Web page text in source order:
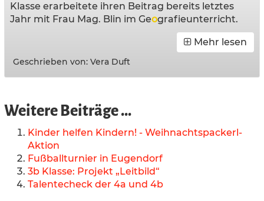
Klasse erarbeitete ihren Beitrag bereits letztes
Jahr mit Frau Mag. Blin im Geografieunterricht.
Mehr lesen
Geschrieben von: Vera Duft
Weitere Beiträge …
Kinder helfen Kindern! - Weihnachtspackerl-
Aktion
Fußballturnier in Eugendorf
3b Klasse: Projekt „Leitbild“
Talentecheck der 4a und 4b